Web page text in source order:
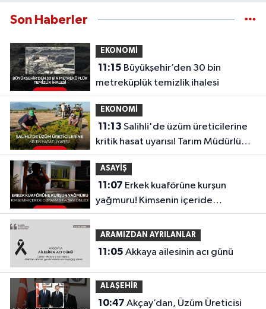
Son Haberler
EKONOMİ
11:15
metreküplük temizlik ihalesi
EKONOMİ
11:13
kritik hasat uyarısı! Tarım Müdürlüğü
tek tek açıkladı
ASAYİŞ
11:07
yağmuru! Kimsenin içeride
olmaması faciayı önledi
ARAMIZDAN AYRILANLAR
11:05 Akkaya ailesinin acı günü
ALAŞEHİR
10:47